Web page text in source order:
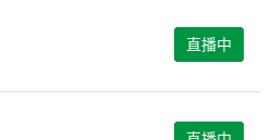
直播中